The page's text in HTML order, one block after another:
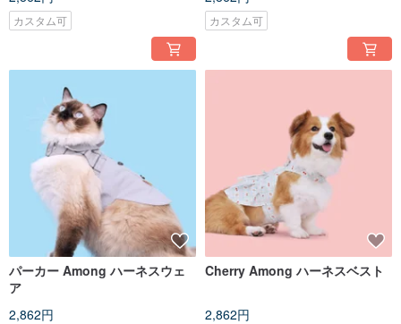
カスタム可 カスタム可
パーカー Among ハーネスウェ
ア
2,862円
Cherry Among ハーネスベスト
2,862円